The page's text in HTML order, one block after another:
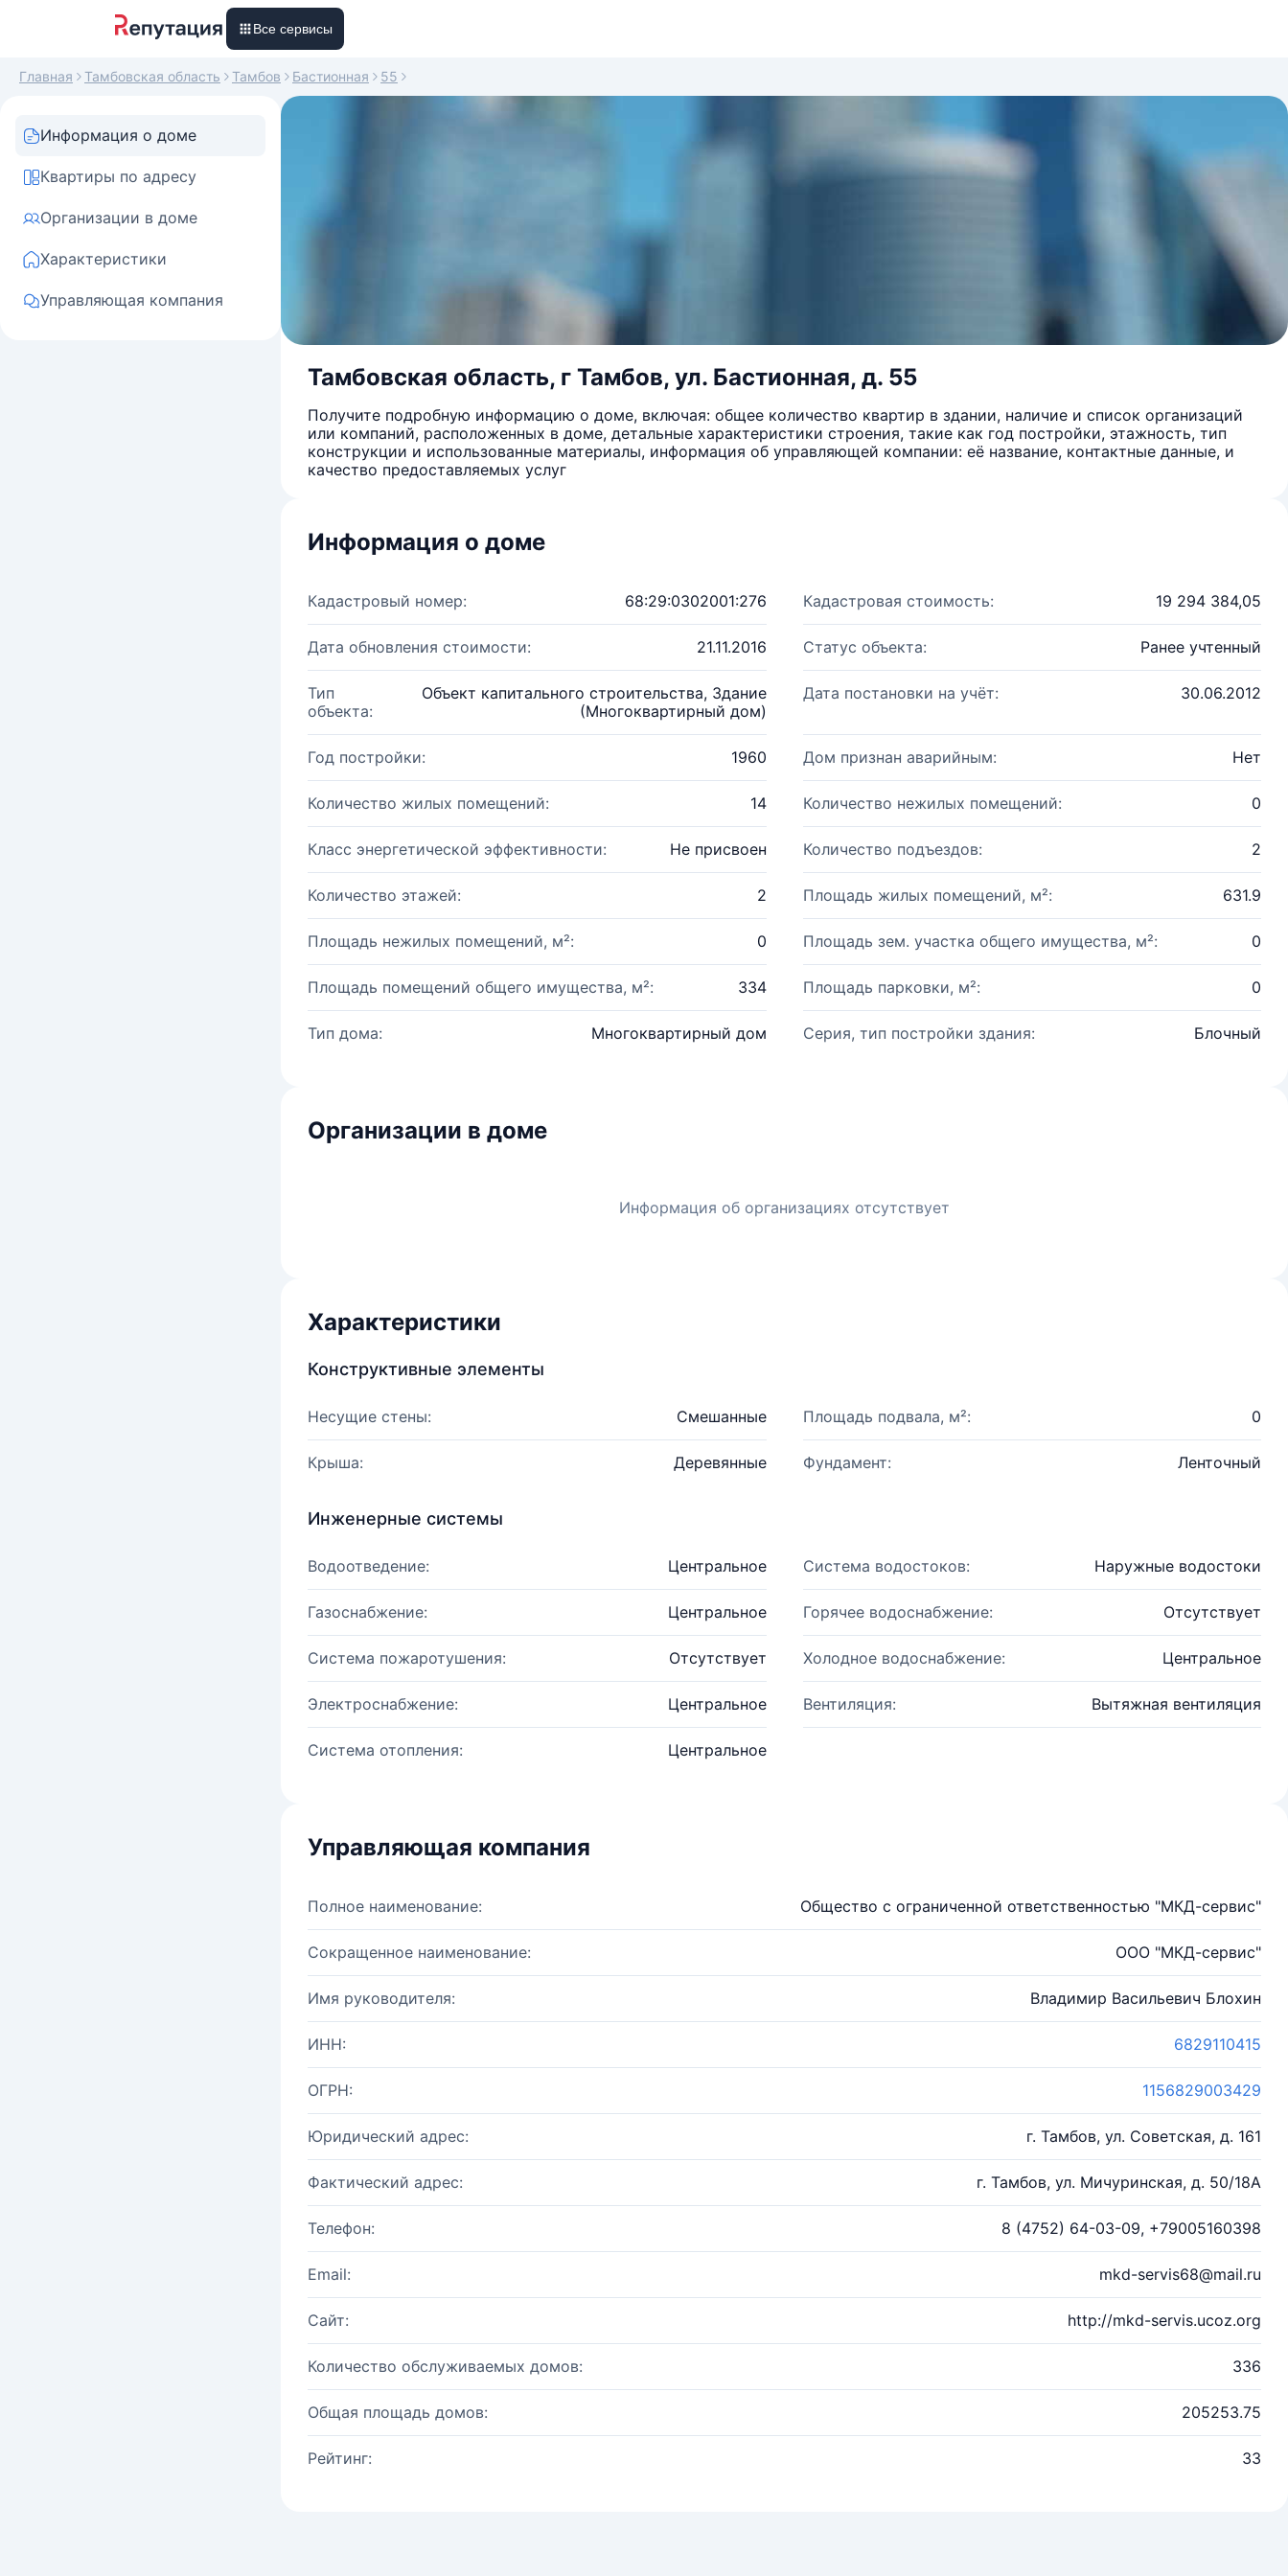
Все сервисы
Главная Тамбовская область Тамбов Бастионная 55
Информация о доме
Квартиры по адресу
Организации в доме
Характеристики
Управляющая компания
Тамбовская область, г Тамбов, ул. Бастионная, д. 55
Получите подробную информацию о доме, включая: общее количество квартир в здании, наличие и список организаций
или компаний, расположенных в доме, детальные характеристики строения, такие как год постройки, этажность, тип
конструкции и использованные материалы, информация об управляющей компании: её название, контактные данные, и
качество предоставляемых услуг
Информация о доме
Кадастровый номер: 68:29:0302001:276 Кадастровая стоимость: 19 294 384,05
Дата обновления стоимости: 21.11.2016 Статус объекта: Ранее учтенный
Тип
объекта:
Объект капитального строительства, Здание
(Многоквартирный дом)
Дата постановки на учёт: 30.06.2012
Год постройки: 1960 Дом признан аварийным: Нет
Количество жилых помещений: 14 Количество нежилых помещений: 0
Класс энергетической эффективности: Не присвоен Количество подъездов: 2
Количество этажей: 2 Площадь жилых помещений, м²: 631.9
Площадь нежилых помещений, м²: 0 Площадь зем. участка общего имущества, м²: 0
Площадь помещений общего имущества, м²: 334 Площадь парковки, м²: 0
Тип дома: Многоквартирный дом Серия, тип постройки здания: Блочный
Организации в доме
Информация об организациях отсутствует
Характеристики
Конструктивные элементы
Несущие стены: Смешанные Площадь подвала, м²: 0
Крыша: Деревянные Фундамент: Ленточный
Инженерные системы
Водоотведение: Центральное Система водостоков: Наружные водостоки
Газоснабжение: Центральное Горячее водоснабжение: Отсутствует
Система пожаротушения: Отсутствует Холодное водоснабжение: Центральное
Электроснабжение: Центральное Вентиляция: Вытяжная вентиляция
Система отопления: Центральное
Управляющая компания
Полное наименование: Общество с ограниченной ответственностью "МКД-сервис"
Сокращенное наименование: ООО "МКД-сервис"
Имя руководителя: Владимир Васильевич Блохин
ИНН: 6829110415
ОГРН: 1156829003429
Юридический адрес: г. Тамбов, ул. Советская, д. 161
Фактический адрес: г. Тамбов, ул. Мичуринская, д. 50/18А
Телефон: 8 (4752) 64-03-09, +79005160398
Email: mkd-servis68@mail.ru
Сайт: http://mkd-servis.ucoz.org
Количество обслуживаемых домов: 336
Общая площадь домов: 205253.75
Рейтинг: 33